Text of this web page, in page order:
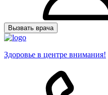
Вызвать врача
Здоровье в центре внимания!